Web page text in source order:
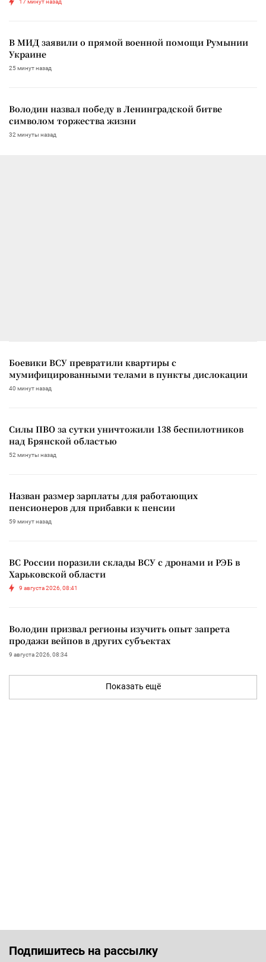
17 минут назад
В МИД заявили о прямой военной помощи Румынии
Украине
25 минут назад
Володин назвал победу в Ленинградской битве
символом торжества жизни
32 минуты назад
Боевики ВСУ превратили квартиры с
мумифицированными телами в пункты дислокации
40 минут назад
Силы ПВО за сутки уничтожили 138 беспилотников
над Брянской областью
52 минуты назад
Назван размер зарплаты для работающих
пенсионеров для прибавки к пенсии
59 минут назад
ВС России поразили склады ВСУ с дронами и РЭБ в
Харьковской области
9 августа 2026, 08:41
Володин призвал регионы изучить опыт запрета
продажи вейпов в других субъектах
9 августа 2026, 08:34
Показать ещё
Подпишитесь на рассылку